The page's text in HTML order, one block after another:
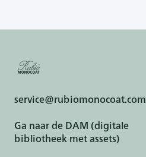
service@rubiomonocoat.com
Ga naar de DAM (digitale
bibliotheek met assets)